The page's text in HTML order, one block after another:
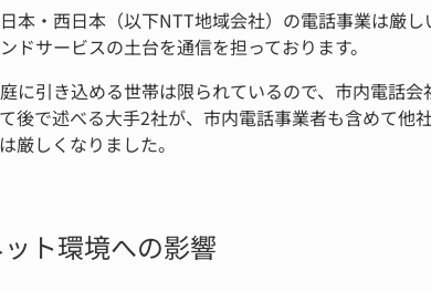
本・西日本（以下NTT地域会社）の電話事業は厳
サービスの土台を通信を担っております。
に引き込める世帯は限られているので、市内電話
後で述べる大手2社が、市内電話事業者も含めて他
厳しくなりました。
ト環境への影響